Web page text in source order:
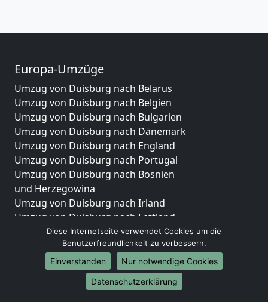
Europa-Umzüge
Umzug von Duisburg nach Belarus
Umzug von Duisburg nach Belgien
Umzug von Duisburg nach Bulgarien
Umzug von Duisburg nach Dänemark
Umzug von Duisburg nach England
Umzug von Duisburg nach Portugal
Umzug von Duisburg nach Bosnien
und Herzegowina
Umzug von Duisburg nach Irland
Umzug von Duisburg nach Lettland
Umzug von Duisburg nach Zypern
Umzug von Duisburg nach Kroatien
Umzug von Duisburg nach Estland
Umzug von Duisburg nach Finnland
Umzug von Duisburg nach Frankreich
Diese Internetseite verwendet Cookies um die
Benutzerfreundlichkeit zu verbessern.
Einverstanden
Nur notwendige Cookies
Datenschutzerklärung